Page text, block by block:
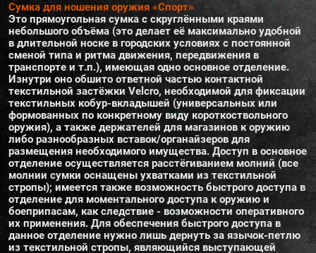
Сумка для ношения оружия «Спорт»
Это прямоугольная сумка с скруглёнными краями
небольшого объёма (это делает её максимально удобной
в длительной носке в городских условиях с постоянной
сменой типа и ритма движения, передвижения в
транспорте и т.п.), имеющая одно основное отделение.
Изнутри оно обшито ответной частью контактной
текстильной застёжки Velcro, необходимой для фиксации
текстильных кобур-вкладышей (универсальных или
формованных по конкретному виду короткоствольного
оружия), а также держателей для магазинов к оружию
либо разнообразных вставок/органайзеров для
размещения необходимого имущества. Доступ в основное
отделение осуществляется расстёгиванием молний (все
молнии сумки оснащены ухватками из текстильной
стропы); имеется также возможность быстрого доступа в
отделение для моментального доступа к оружию и
боеприпасам, как следствие - возможности оперативного
их применения. Для обеспечения быстрого доступа в
данное отделение нужно лишь дернуть за язычок-петлю
из текстильной стропы, являющийся выступающей